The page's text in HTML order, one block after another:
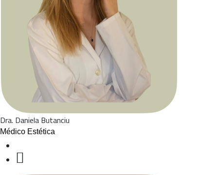
Dra. Daniela Butanciu
Médico Estética